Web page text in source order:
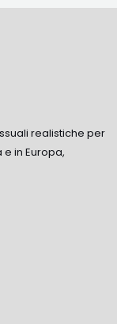
realistiche per
in Europa,